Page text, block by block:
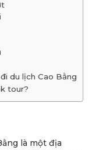
du lịch Cao Bằng
tour?
là một địa